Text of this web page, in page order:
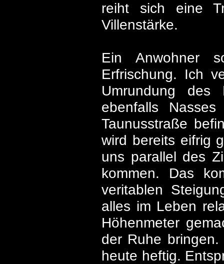
reiht sich eine
Villenstärke.
Ein Anwohner
Erfrischung. Ich
Umrundung des
ebenfalls
Taunusstraße
wird bereits eifrig
uns parallel des
kommen. Das
veritablen
alles im Leben
Höhenmeter
der Ruhe
heute heftig.